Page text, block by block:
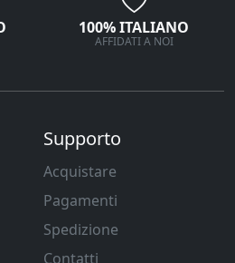
100% ITALIANO
AFFIDATI A NOI
Supporto
Acquistare
Pagamenti
Spedizione
Contatti